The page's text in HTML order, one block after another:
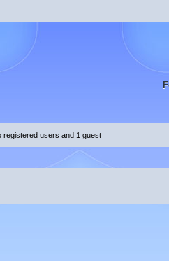
registered users and 1 guest